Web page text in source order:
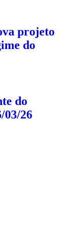
projeto
do
do
03/26